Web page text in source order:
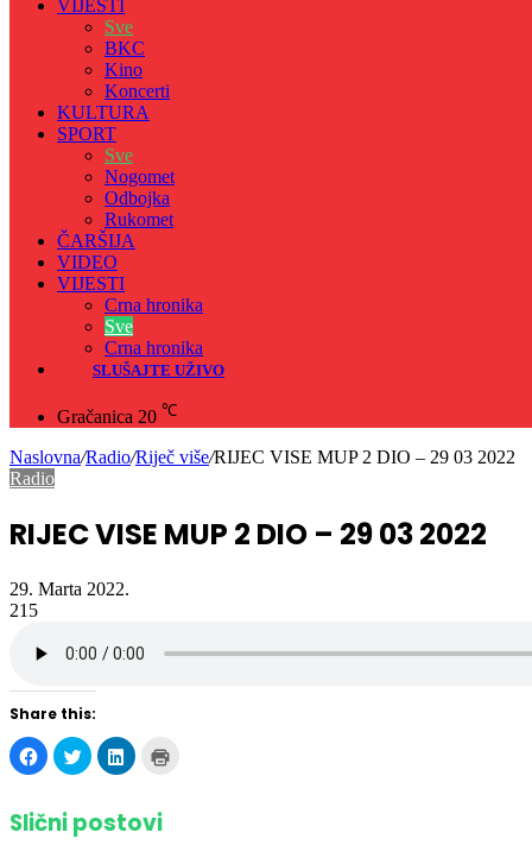
VIJESTI
Sve
BKC
Kino
Koncerti
KULTURA
SPORT
Sve
Nogomet
Odbojka
Rukomet
ČARŠIJA
VIDEO
VIJESTI
Crna hronika
Sve
Crna hronika
SLUŠAJTE UŽIVO
Gračanica 20 ℃
Naslovna/Radio/Riječ više/RIJEC VISE MUP 2 DIO – 29 03 2022
Radio
RIJEC VISE MUP 2 DIO – 29 03 2022
29. Marta 2022.
215
Share this:
Click
to
share
Facebook
(Opens
in
Click
to
share
(Opens
in
Click
to
LinkedIn
(Opens
in
Slični postovi